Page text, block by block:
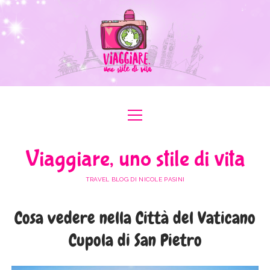
ABOUT ME
MEDIA KIT
menu
BOLOGNA
FORLÌ-CESENA
MODENA
apri
menu
LAZIO
LOMBARDIA
AUSTRIA
BULGARIA
AFRICA apri
EGITTO
ASIA apri
apri
menu
Viaggiare, uno stile di vita
TRAVEL BLOG DI NICOLE PASINI
Cosa vedere nella Città del Vaticano
Cupola di San Pietro